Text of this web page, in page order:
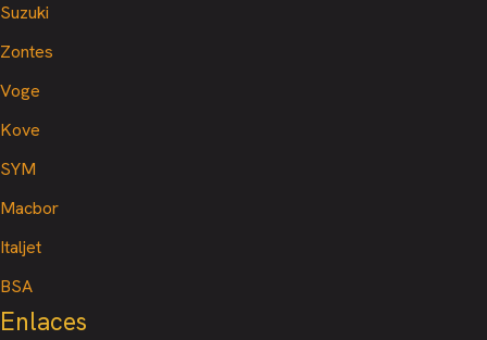
Suzuki
Zontes
Voge
Kove
SYM
Macbor
Italjet
BSA
Enlaces